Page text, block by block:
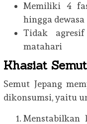
Memiliki 4
hingga dewasa
Tidak
matahari
Khasiat
Semut Jepang
dikonsumsi, yaitu
Menstabilkan